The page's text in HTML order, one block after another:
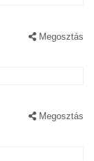
Megosztás
Megosztás